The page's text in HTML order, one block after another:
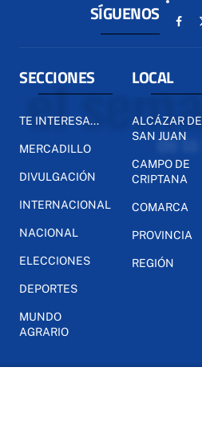
SÍGUENOS
SECCIONES
TE INTERESA...
MERCADILLO
DIVULGACIÓN
INTERNACIONAL
NACIONAL
ELECCIONES
DEPORTES
MUNDO
AGRARIO
LOCAL
ALCÁZAR DE
SAN JUAN
CAMPO DE
CRIPTANA
COMARCA
PROVINCIA
REGIÓN